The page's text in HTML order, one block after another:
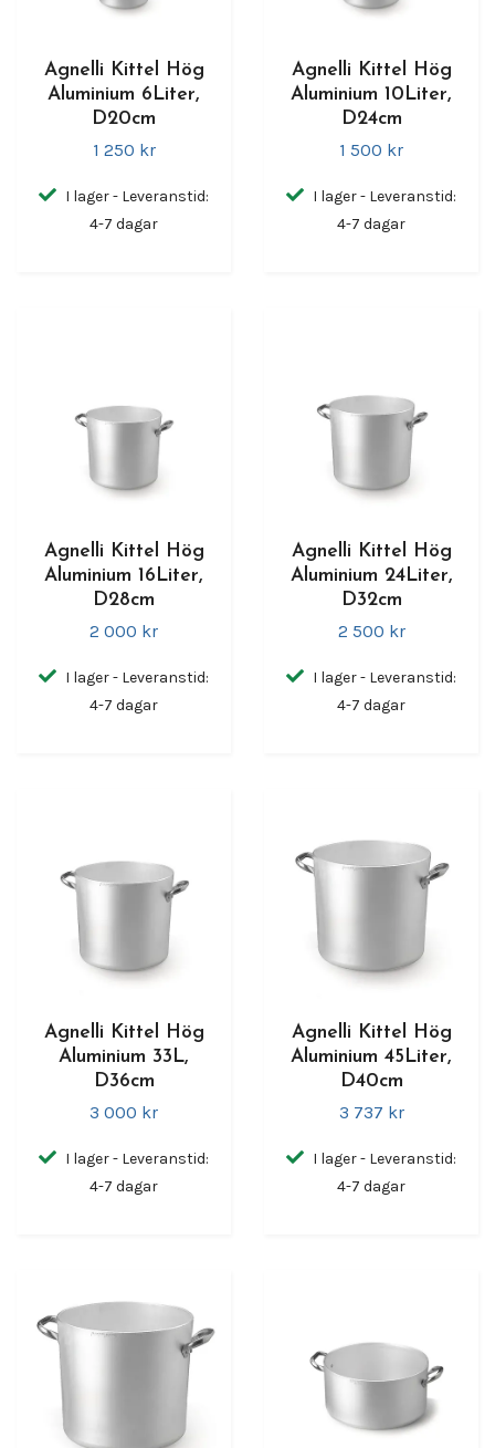
Agnelli Kittel Hög
Aluminium 6Liter,
D20cm
1 250 kr
I lager - Leveranstid:
4-7 dagar
Agnelli Kittel Hög
Aluminium 10Liter,
D24cm
1 500 kr
I lager - Leveranstid:
4-7 dagar
Agnelli Kittel Hög
Aluminium 16Liter,
D28cm
2 000 kr
I lager - Leveranstid:
4-7 dagar
Agnelli Kittel Hög
Aluminium 24Liter,
D32cm
2 500 kr
I lager - Leveranstid:
4-7 dagar
Agnelli Kittel Hög
Aluminium 33L,
D36cm
3 000 kr
I lager - Leveranstid:
4-7 dagar
Agnelli Kittel Hög
Aluminium 45Liter,
D40cm
3 737 kr
I lager - Leveranstid:
4-7 dagar